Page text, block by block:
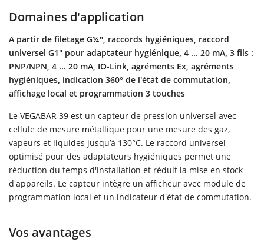
Domaines d'application
A partir de filetage G¼", raccords hygiéniques, raccord
universel G1" pour adaptateur hygiénique, 4 ... 20 mA, 3 fils :
PNP/NPN, 4 ... 20 mA, IO-Link, agréments Ex, agréments
hygiéniques, indication 360° de l'état de commutation,
affichage local et programmation 3 touches
Le VEGABAR 39 est un capteur de pression universel avec
cellule de mesure métallique pour une mesure des gaz,
vapeurs et liquides jusqu’à 130°C. Le raccord universel
optimisé pour des adaptateurs hygiéniques permet une
réduction du temps d'installation et réduit la mise en stock
d'appareils. Le capteur intègre un afficheur avec module de
programmation local et un indicateur d'état de commutation.
Vos avantages